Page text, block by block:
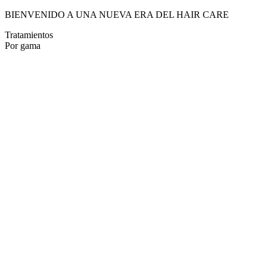
BIENVENIDO A UNA NUEVA ERA DEL HAIR CARE
Tratamientos
Por gama